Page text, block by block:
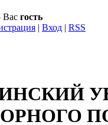
Вас гость
| Вход | RSS